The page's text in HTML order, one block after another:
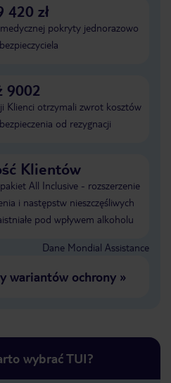
420 zł
pokryty jednorazowo
9002
Klienci otrzymali zwrot kosztów
od rezygnacji
Klientów
All Inclusive - rozszerzenie
i następstw nieszczęśliwych
pod wpływem alkoholu
Dane Mondial Assistance
wariantów ochrony»
wybrać TUI?